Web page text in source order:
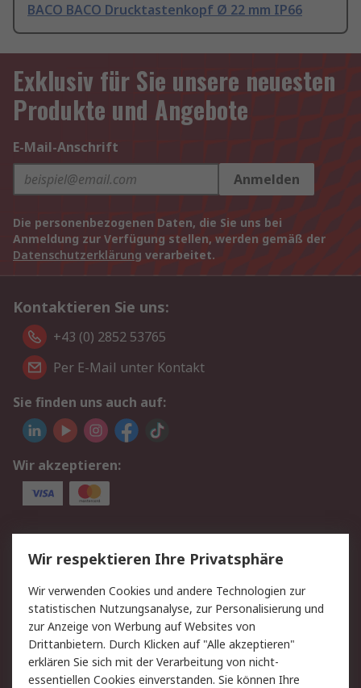
BACO BACO Drucktastenkopf Ø 22 mm IP66
Exklusiv für Sie unsere neuesten
Produkte und Angebote
E-Mail-Anschrift
Anmelden
Die personenbezogenen Daten, die Sie uns bei
Anmeldung zur Verfügung stellen, werden gemäß der
Datenschutzerklärung verarbeitet.
Kontaktieren Sie uns:
+43 (0) 2852 53765
Per E-Mail unter Kontakt
Sie finden uns auch auf:
Wir akzeptieren:
Service
Value Added Services
Lieferlösungen
Rücksendung/Entsorgung Kontakt
Hilfe
Rechtliches
Wir respektieren Ihre Privatsphäre
Wir verwenden Cookies und andere Technologien zur
statistischen Nutzungsanalyse, zur Personalisierung und
zur Anzeige von Werbung auf Websites von
Drittanbietern. Durch Klicken auf "Alle akzeptieren"
erklären Sie sich mit der Verarbeitung von nicht-
essentiellen Cookies einverstanden. Sie können Ihre